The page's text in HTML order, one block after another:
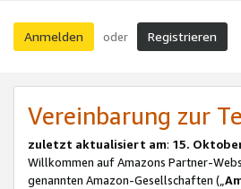
Anmelden oder Registrieren
Vereinbarung zur
zuletzt aktualisiert am: 15.
Willkommen auf Amazons Partner-
genannten Amazon-Gesellschaften („